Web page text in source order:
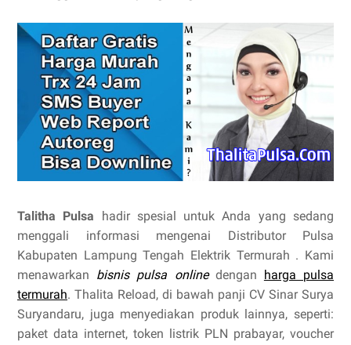
Talitha Pulsa hadir spesial untuk Anda yang sedang
menggali informasi mengenai Distributor Pulsa
Kabupaten Lampung Tengah Elektrik Termurah . Kami
menawarkan bisnis pulsa onlinedengan harga pulsa
termurah. Thalita Reload, di bawah panji CV Sinar Surya
Suryandaru, juga menyediakan produk lainnya, seperti:
paket data internet, token listrik PLN prabayar, voucher